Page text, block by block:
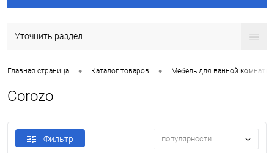
Уточнить раздел
Главная страница • Каталог товаров • Мебель для ванной комнаты
Corozo
Фильтр популярности